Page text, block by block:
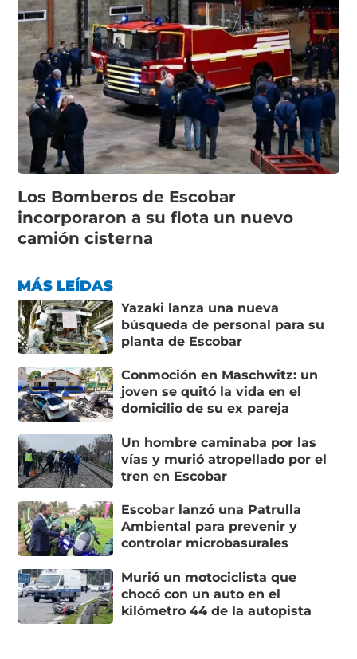
Los Bomberos de Escobar
incorporaron a su flota un nuevo
camión cisterna
MÁS LEÍDAS
Yazaki lanza una nueva
búsqueda de personal para su
planta de Escobar
Conmoción en Maschwitz: un
joven se quitó la vida en el
domicilio de su ex pareja
Un hombre caminaba por las
vías y murió atropellado por el
tren en Escobar
Escobar lanzó una Patrulla
Ambiental para prevenir y
controlar microbasurales
Murió un motociclista que
chocó con un auto en el
kilómetro 44 de la autopista